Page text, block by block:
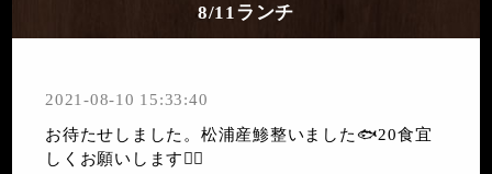
8/11ランチ
2021-08-10 15:33:40
お待たせしました。松浦産鯵整いました🐟20食宜
しくお願いします🙇‍♀️